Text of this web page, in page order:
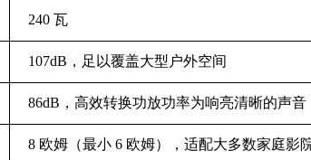
240 瓦
107dB，足以覆盖大型户外空间
86dB，高效转换功放功率为响亮清晰的声音
8 欧姆（最小 6 欧姆），适配大多数家庭影